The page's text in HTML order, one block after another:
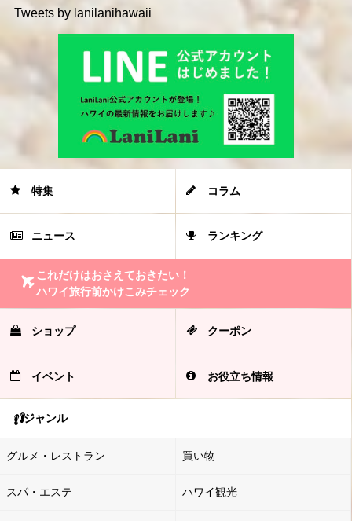
Tweets by lanilanihawaii
特集 コラム
ニュース ランキング
これだけはおさえておきたい！
ハワイ旅行前かけこみチェック
ショップ クーポン
イベント お役立ち情報
ジャンル
グルメ・レストラン 買い物
スパ・エステ ハワイ観光